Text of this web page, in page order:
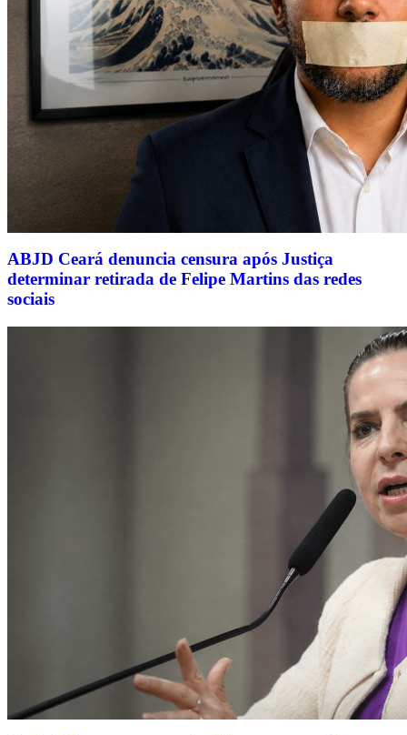
ABJD Ceará denuncia censura após Justiça
determinar retirada de Felipe Martins das redes
sociais